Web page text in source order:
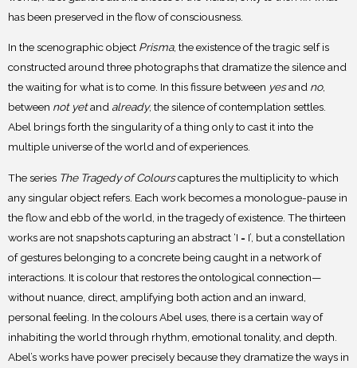
has been preserved in the flow of consciousness.
In the scenographic object Prisma, the existence of the tragic self is
constructed around three photographs that dramatize the silence and
the waiting for what is to come. In this fissure between yesand no,
between not yetand already, the silence of contemplation settles.
Abel brings forth the singularity of a thing only to cast it into the
multiple universe of the world and of experiences.
The series The Tragedy of Colourscaptures the multiplicity to which
any singular object refers. Each work becomes a monologue-pause in
the flow and ebb of the world, in the tragedy of existence. The thirteen
works are not snapshots capturing an abstract ‘I = I’, but a constellation
of gestures belonging to a concrete being caught in a network of
interactions. It is colour that restores the ontological connection—
without nuance, direct, amplifying both action and an inward,
personal feeling. In the colours Abel uses, there is a certain way of
inhabiting the world through rhythm, emotional tonality, and depth.
Abel’s works have power precisely because they dramatize the ways in